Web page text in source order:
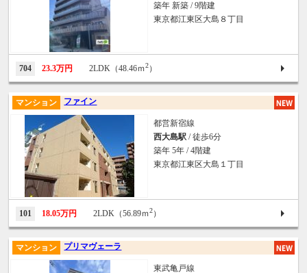
築年 新築 / 9階建
東京都江東区大島８丁目
704 23.3万円 2LDK（48.46ｍ2）
ファイン
マンション
都営新宿線
西大島駅 / 徒歩6分
築年 5年 / 4階建
東京都江東区大島１丁目
101 18.05万円 2LDK（56.89ｍ2）
プリマヴェーラ
マンション
東武亀戸線